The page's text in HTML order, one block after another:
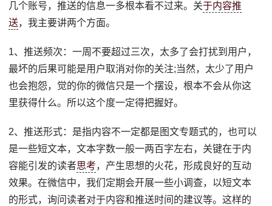
几个账号，推送的信息一多根本看不过来。关于内容推
送，我主要讲两个方面。
1、推送频次：一周不要超过三次，太多了会打扰到用户，
最坏的后果可能是用户取消对你的关注;当然，太少了用户
也会抱怨，觉的你的微信只是一个摆设，根本不会从你这
里获得什么。所以这个度一定得把握好。
2、推送形式：是指内容不一定都是图文专题式的，也可以
是一些短文本，文本字数一般一两百字左右，关键在于内
容能引发的读者思考，产生思想的火花，形成良好的互动
效果。在微信中，我们定期会开展一些小调查，以短文本
的形式，询问读者对于内容和推送时间的建议等。这样的